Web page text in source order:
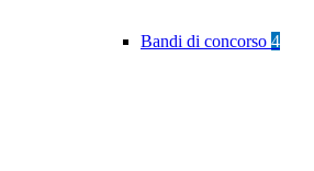
Bandi di concorso 4